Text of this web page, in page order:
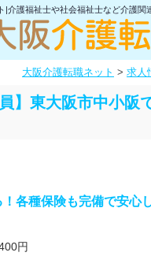
|介護福祉士や社会福祉士など介護関
大阪介護転職ネット > 求人
員】東大阪市中小
各種保険も完備で安心
円